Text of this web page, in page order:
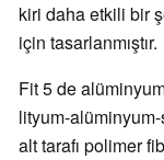
kiri daha etkili bir
için tasarlanmıştır.
Fit 5 de
lityum-
alt tarafı polimer